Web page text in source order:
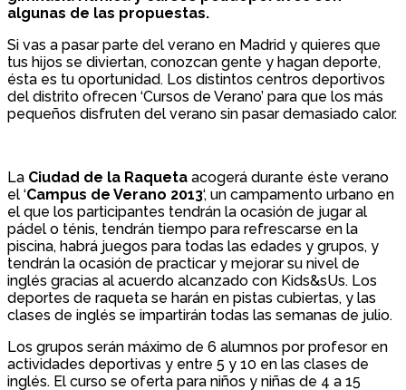
algunas de las propuestas.
Si vas a pasar parte del verano en Madrid y quieres que
tus hijos se diviertan, conozcan gente y hagan deporte,
ésta es tu oportunidad. Los distintos centros deportivos
del distrito ofrecen ‘Cursos de Verano’ para que los más
pequeños disfruten del verano sin pasar demasiado calor.
La Ciudad de la Raqueta acogerá durante éste verano
el ‘Campus de Verano 2013‘, un campamento urbano en
el que los participantes tendrán la ocasión de jugar al
pádel o ténis, tendrán tiempo para refrescarse en la
piscina, habrá juegos para todas las edades y grupos, y
tendrán la ocasión de practicar y mejorar su nivel de
inglés gracias al acuerdo alcanzado con Kids&sUs. Los
deportes de raqueta se harán en pistas cubiertas, y las
clases de inglés se impartirán todas las semanas de julio.
Los grupos serán máximo de 6 alumnos por profesor en
actividades deportivas y entre 5 y 10 en las clases de
inglés. El curso se oferta para niños y niñas de 4 a 15